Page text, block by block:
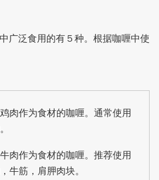
广泛食用的有５种。根据咖喱中使
肉作为食材的咖喱。通常使用
肉作为食材的咖喱。推荐使用
牛筋，肩胛肉块。